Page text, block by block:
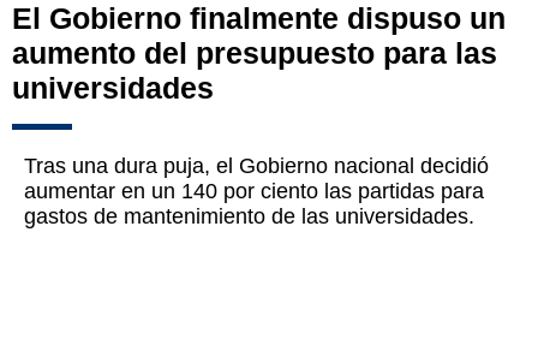
El Gobierno finalmente dispuso un
aumento del presupuesto para las
universidades
Tras una dura puja, el Gobierno nacional decidió
aumentar en un 140 por ciento las partidas para
gastos de mantenimiento de las universidades.